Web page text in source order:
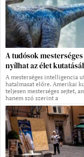
A tudósok
nyílhat az élet
A mesterséges intelligencia
hatalmasat előre. Amerikai
teljesen mesterséges sejtet,
hanem szó szerint a